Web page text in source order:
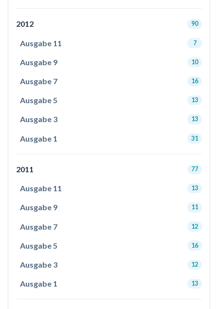
2012 90
Ausgabe 11 7
Ausgabe 9 10
Ausgabe 7 16
Ausgabe 5 13
Ausgabe 3 13
Ausgabe 1 31
2011 77
Ausgabe 11 13
Ausgabe 9 11
Ausgabe 7 12
Ausgabe 5 16
Ausgabe 3 12
Ausgabe 1 13